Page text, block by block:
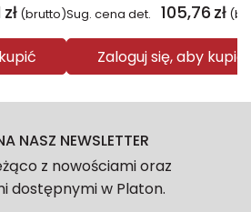
zł (brutto)Sug. cena det. 105,76 zł
Zaloguj się, aby kupić
NASZ NEWSLETTER
z nowościami oraz
dostępnymi w Platon.